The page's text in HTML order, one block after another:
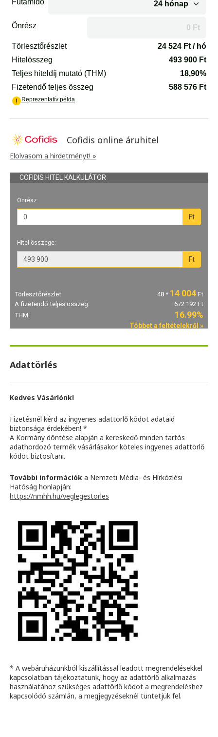
Cofidis online áruhitel
Elolvasom a hirdetményt! »
Adattörlés
Kedves Vásárlónk!
Fizetésnél kérd az ingyenes adattörlő kódot adataid
biztonsága érdekében! *
A Kormány döntése alapján a kereskedő minden tartós
adathordozó termék vásárlásakor köteles ingyenes adattörlő
kódot biztosítani.
További információk a Nemzeti Média- és Hírközlési
Hatóság honlapján:
https://nmhh.hu/veglegestorles
* A webáruházunkból kiszállítással leadott megrendelésekkel
kapcsolatban tájékoztatunk, hogy az adattörlő alkalmazás
használatához szükséges adattörlő kódot a megrendeléshez
kapcsolódó számlán, a megjegyzéseknél tüntetjük fel.